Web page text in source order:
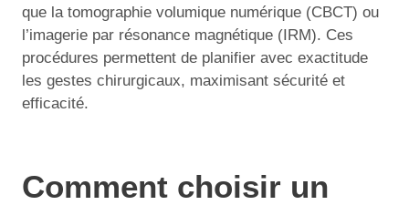
que la tomographie volumique numérique (CBCT) ou
l’imagerie par résonance magnétique (IRM). Ces
procédures permettent de planifier avec exactitude
les gestes chirurgicaux, maximisant sécurité et
efficacité.
Comment choisir un